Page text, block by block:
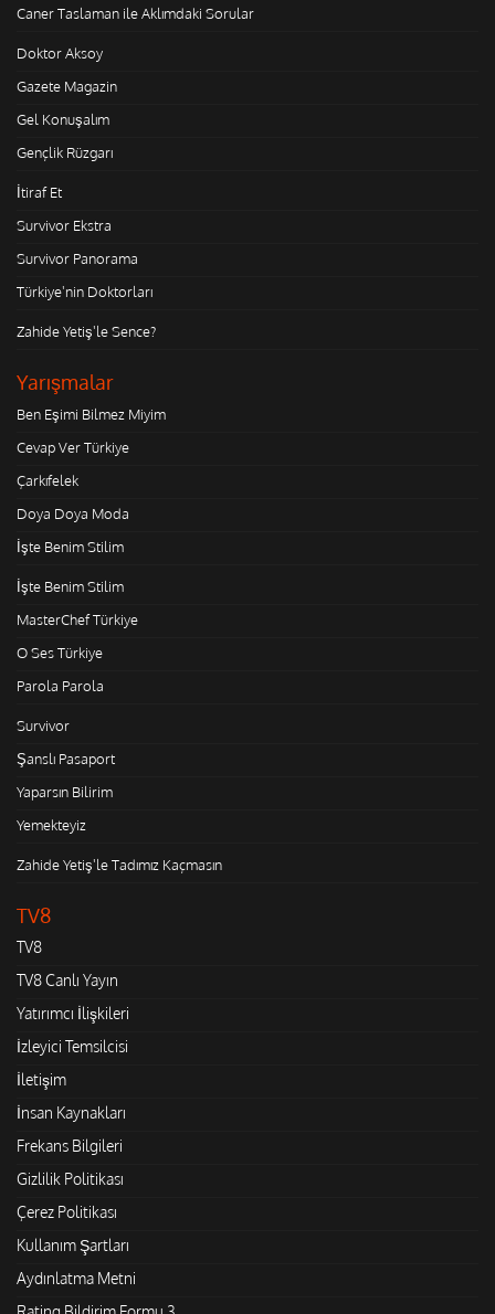
Caner Taslaman ile Aklımdaki Sorular
Doktor Aksoy
Gazete Magazin
Gel Konuşalım
Gençlik Rüzgarı
İtiraf Et
Survivor Ekstra
Survivor Panorama
Türkiye'nin Doktorları
Zahide Yetiş'le Sence?
Yarışmalar
Ben Eşimi Bilmez Miyim
Cevap Ver Türkiye
Çarkıfelek
Doya Doya Moda
İşte Benim Stilim
İşte Benim Stilim
MasterChef Türkiye
O Ses Türkiye
Parola Parola
Survivor
Şanslı Pasaport
Yaparsın Bilirim
Yemekteyiz
Zahide Yetiş'le Tadımız Kaçmasın
TV8
TV8
TV8 Canlı Yayın
Yatırımcı İlişkileri
İzleyici Temsilcisi
İletişim
İnsan Kaynakları
Frekans Bilgileri
Gizlilik Politikası
Çerez Politikası
Kullanım Şartları
Aydınlatma Metni